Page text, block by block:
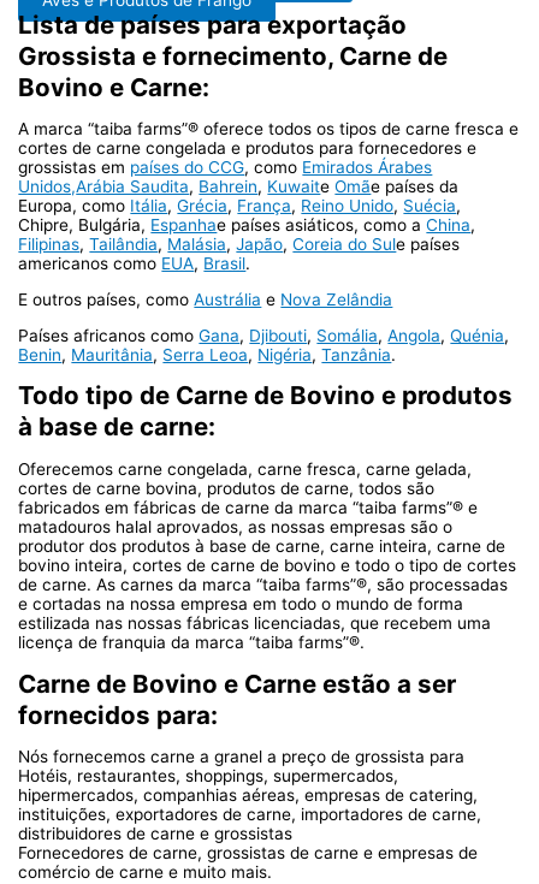
Lista de países para exportação
Grossista e fornecimento, Carne de
Bovino e Carne:
A marca “taiba farms”® oferece todos os tipos de carne fresca e
cortes de carne congelada e produtos para fornecedores e
grossistas em países do CCG, como Emirados Árabes
Unidos,Arábia Saudita, Bahrein, KuwaiteOmãe países da
Europa, como Itália,Grécia, França, Reino Unido, Suécia,
Chipre, Bulgária, Espanhae países asiáticos, como aChina,
Filipinas,Tailândia, Malásia,Japão,Coreia do Sule países
americanos como EUA, Brasil.
E outros países, comoAustrália e Nova Zelândia
Países africanos comoGana, Djibouti, Somália,Angola,Quénia,
Benin, Mauritânia, Serra Leoa, Nigéria,Tanzânia.
Todo tipo de Carne de Bovino e produtos
à base de carne:
Oferecemos carne congelada, carne fresca, carne gelada,
cortes de carne bovina, produtos de carne, todos são
fabricados em fábricas de carne da marca “taiba farms”® e
matadouros halal aprovados, as nossas empresas são o
produtor dos produtos à base de carne, carne inteira, carne de
bovino inteira, cortes de carne de bovino e todo o tipo de cortes
de carne. As carnes da marca “taiba farms”®, são processadas
e cortadas na nossa empresa em todo o mundo de forma
estilizada nas nossas fábricas licenciadas, que recebem uma
licença de franquia da marca “taiba farms”®.
Carne de Bovino e Carne estão a ser
fornecidos para:
Nós fornecemos carne a granel a preço de grossista para
Hotéis, restaurantes, shoppings, supermercados,
hipermercados, companhias aéreas, empresas de catering,
instituições, exportadores de carne, importadores de carne,
distribuidores de carne e grossistas
Fornecedores de carne, grossistas de carne e empresas de
comércio de carne e muito mais.